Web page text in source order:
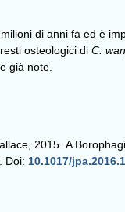
di anni fa ed è
osteologici di C.
già note.
2015. A
Doi: 10.1017/